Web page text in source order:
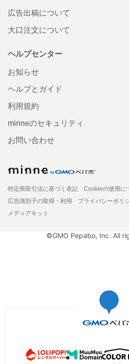
広告出稿について
大口注文について
ヘルプセンター
お知らせ
ヘルプとガイド
利用規約
minneのセキュリティ
お問い合わせ
特定商取引法に基づく表記
Cookieの使用に
広告識別子の取得・利用
プライバシーポリ
メディアキット
©GMO Pepabo, Inc. All